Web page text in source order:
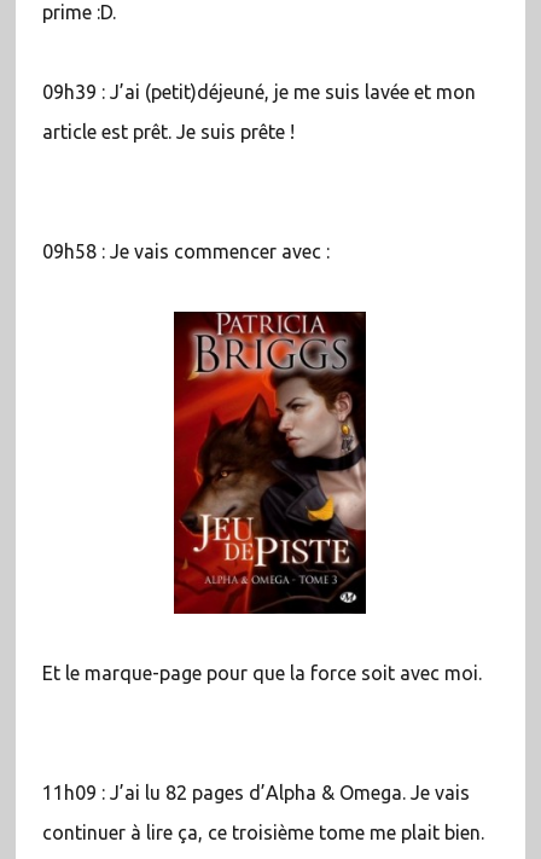
prime :D.
09h39 : J’ai (petit)déjeuné, je me suis lavée et mon
article est prêt. Je suis prête !
09h58 : Je vais commencer avec :
Et le marque-page pour que la force soit avec moi.
11h09 : J’ai lu 82 pages d’Alpha & Omega. Je vais
continuer à lire ça, ce troisième tome me plait bien.